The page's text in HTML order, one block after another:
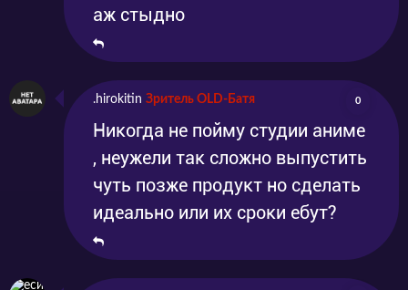
аж стыдно
.hirokitin Зритель OLD-Батя 0
Никогда не пойму студии аниме
, неужели так сложно выпустить
чуть позже продукт но сделать
идеально или их сроки ебут?